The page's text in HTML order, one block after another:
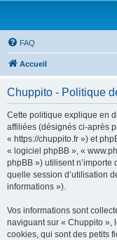
FAQ
Accueil
Chuppito - Politique
Cette politique explique en
affiliées (désignés ci-après
« https://chuppito.fr ») et
« logiciel phpBB », «
phpBB ») utilisent n’importe
quelle session d’utilisation
informations »).
Vos informations sont
naviguant sur « Chuppito »,
cookies, qui sont des petits